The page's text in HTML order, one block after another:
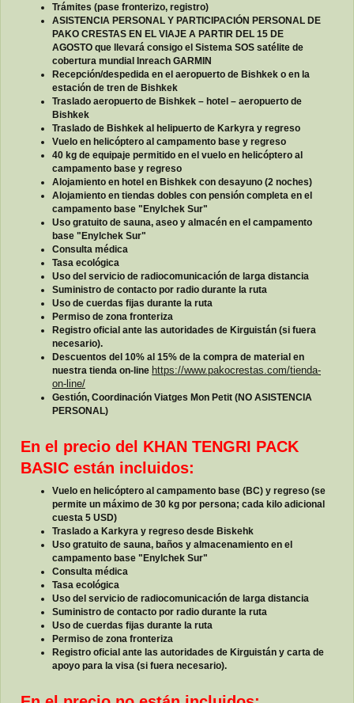
Trámites (pase fronterizo, registro)
ASISTENCIA PERSONAL Y PARTICIPACIÓN PERSONAL DE
PAKO CRESTAS EN EL VIAJE A PARTIR DEL 15 DE
AGOSTO que llevará consigo el Sistema SOS satélite de
cobertura mundial Inreach GARMIN
Recepción/despedida en el aeropuerto de Bishkek o en la
estación de tren de Bishkek
Traslado aeropuerto de Bishkek – hotel – aeropuerto de
Bishkek
Traslado de Bishkek al helipuerto de Karkyra y regreso
Vuelo en helicóptero al campamento base y regreso
40 kg de equipaje permitido en el vuelo en helicóptero al
campamento base y regreso
Alojamiento en hotel en Bishkek con desayuno (2 noches)
Alojamiento en tiendas dobles con pensión completa en el
campamento base "Enylchek Sur"
Uso gratuito de sauna, aseo y almacén en el campamento
base "Enylchek Sur"
Consulta médica
Tasa ecológica
Uso del servicio de radiocomunicación de larga distancia
Suministro de contacto por radio durante la ruta
Uso de cuerdas fijas durante la ruta
Permiso de zona fronteriza
Registro oficial ante las autoridades de Kirguistán (si fuera
necesario).
Descuentos del 10% al 15% de la compra de material en
nuestra tienda on-line https://www.pakocrestas.com/tienda-
on-line/
Gestión, Coordinación Viatges Mon Petit (NO ASISTENCIA
PERSONAL)
En el precio del KHAN TENGRI PACK
BASIC están incluidos:
Vuelo en helicóptero al campamento base (BC) y regreso (se
permite un máximo de 30 kg por persona; cada kilo adicional
cuesta 5 USD)
Traslado a Karkyra y regreso desde Biskehk
Uso gratuito de sauna, baños y almacenamiento en el
campamento base "Enylchek Sur"
Consulta médica
Tasa ecológica
Uso del servicio de radiocomunicación de larga distancia
Suministro de contacto por radio durante la ruta
Uso de cuerdas fijas durante la ruta
Permiso de zona fronteriza
Registro oficial ante las autoridades de Kirguistán y carta de
apoyo para la visa (si fuera necesario).